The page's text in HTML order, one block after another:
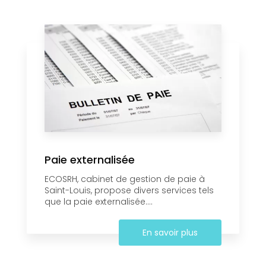
Paie externalisée
ECOSRH, cabinet de gestion de paie à
Saint-Louis, propose divers services tels
que la paie externalisée....
En savoir plus